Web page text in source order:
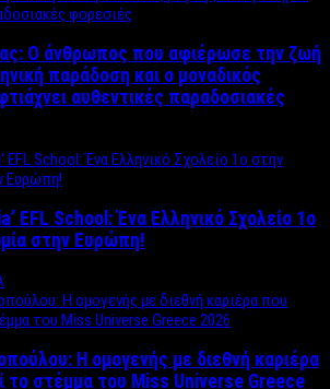
O άνθρωπος που αφιέρωσε την ζωή
παράδοση και ο μοναδικός
αυθεντικές παραδοσιακές
EFL School: Ένα Ελληνικό Σχολείo 1ο
στην Ευρώπη!
Η ομογενής με διεθνή καριέρα
το στέμμα του Miss Universe Greece